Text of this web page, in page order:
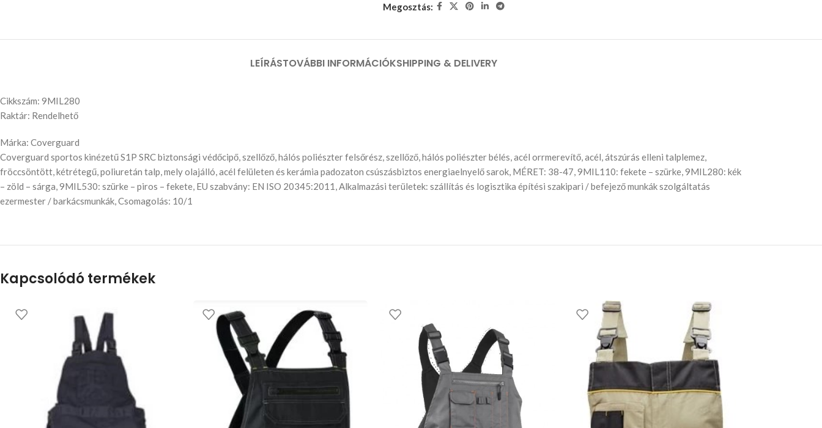
Megosztás:
LEÍRÁSTOVÁBBI INFORMÁCIÓKSHIPPING & DELIVERY
Cikkszám: 9MIL280
Raktár: Rendelhető
Márka: Coverguard
Coverguard sportos kinézetű S1P SRC biztonsági védőcipő, szellőző, hálós poliészter felsőrész, szellőző, hálós poliészter bélés, acél orrmerevítő, acél, átszúrás elleni talplemez,
fröccsöntött, kétrétegű, poliuretán talp, mely olajálló, acél felületen és kerámia padozaton csúszásbiztos energiaelnyelő sarok, MÉRET: 38-47, 9MIL110: fekete – szürke, 9MIL280: kék
– zöld – sárga, 9MIL530: szürke – piros – fekete, EU szabvány: EN ISO 20345:2011, Alkalmazási területek: szállítás és logisztika építési szakipari / befejező munkák szolgáltatás
ezermester / barkácsmunkák, Csomagolás: 10/1
Kapcsolódó termékek